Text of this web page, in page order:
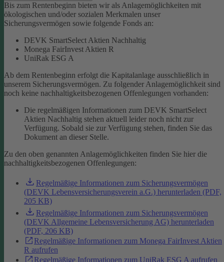
Bis zum Rentenbeginn bieten wir als Anlagemöglichkeiten mit
ökologischen und/oder sozialen Merkmalen unser
Sicherungsvermögen sowie folgende Fonds an:
DEVK SmartSelect Aktien Nachhaltig
Monega FairInvest Aktien R
UniRak ESG A
Ab dem Rentenbeginn erfolgt die Kapitalanlage ausschließlich in
unserem Sicherungsvermögen. Zu folgender Anlagemöglichkeit sind
noch keine nachhaltigkeitsbezogenen Offenlegungen vorhanden:
Die regelmäßigen Informationen zum DEVK SmartSelect
Aktien Nachhaltig stehen aktuell leider noch nicht zur
Verfügung. Sobald sie zur Verfügung stehen, finden Sie das
Dokument an dieser Stelle.
Zu den oben genannten Anlagemöglichkeiten finden Sie hier die
nachhaltigkeitsbezogenen Offenlegungen:
Regelmäßige Informationen zum Sicherungsvermögen
(DEVK Lebensversicherungsverein a.G.) herunterladen (PDF,
205 KB)
Regelmäßige Informationen zum Sicherungsvermögen
(DEVK Allgemeine Lebensversicherung AG) herunterladen
(PDF, 206 KB)
Regelmäßige Informationen zum Monega FairInvest Aktien
R aufrufen
Regelmäßige Informationen zum UniRak ESG A aufrufen